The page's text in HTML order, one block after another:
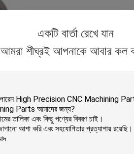
একটি বার্তা রেখে যান
আমরা শীঘ্রই আপনাকে আবার কল